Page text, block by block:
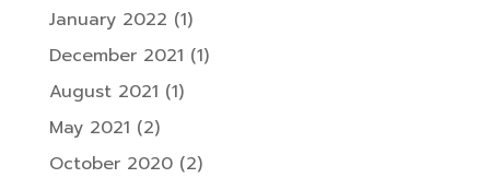
January 2022 (1)
December 2021 (1)
August 2021 (1)
May 2021 (2)
October 2020(2)